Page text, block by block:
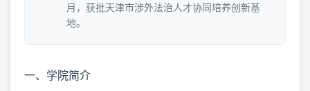
月，获批天津市涉外法治人才协同培养创新基
地。
一、学院简介